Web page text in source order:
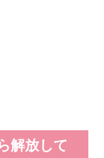
解放して